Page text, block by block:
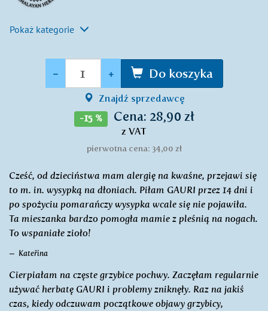
Pokaż kategorie
- + Do koszyka
Znajdź sprzedawcę
-15 % Cena: 28,90 zł
z VAT
pierwotna cena: 34,00 zł
Cześć, od dzieciństwa mam alergię na kwaśne, przejawi się
to m. in. wysypką na dłoniach. Piłam GAURI przez 14 dni i
po spożyciu pomarańczy wysypka wcale się nie pojawiła.
Ta mieszanka bardzo pomogła mamie z pleśnią na nogach.
To wspaniałe zioło!
Kateřina
Cierpiałam na częste grzybice pochwy. Zaczęłam regularnie
używać herbatę GAURI i problemy zniknęły. Raz na jakiś
czas, kiedy odczuwam początkowe objawy grzybicy,